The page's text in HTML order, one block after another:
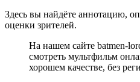
Здесь вы найдёте аннотацию,
оценки зрителей.
На нашем сайте batmen-
смотреть мультфильм
хорошем качестве, без